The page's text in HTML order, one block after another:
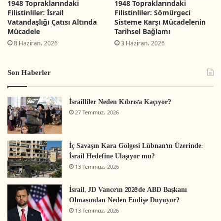
meselenin mercek altına alınmasına yardımcı
olacaktır.
etme
El-Fetih liderliğindeki Filistin Kurtuluş Örgütü
(FKÖ), o dönemde yaşanan bölgesel
dönüşümlerin bir sonucu olarak, üzerine
kurulduğu ilkelerin çoğundan taviz verebileceğini
göstermişti. Bunun sebebi; uluslararası tanınma
hedefine ulaşmak, Filistin halkını temsil
meşruiyetine zarar vermemek ve ABD ile bir
iletişim mekanizması oluşturmaya çalışmaktı.
FKÖ’nün 1970’te Ürdün’deki tabanını kaybetmesi
1948 Topraklarındaki
Filistinliler: İsrail
Vatandaşlığı Çatısı Altında
Mücadele
8 Haziran، 2026
1948 Topraklarındaki
Filistinliler: Sömürgeci
Sisteme Karşı Mücadelenin
Tarihsel Bağlamı
3 Haziran، 2026
Son Haberler
İsrailliler Neden Kıbrıs’a Kaçıyor?
27 Temmuz، 2026
İç Savaşın Kara Gölgesi Lübnan’ın Üzerinde:
İsrail Hedefine Ulaşıyor mu?
13 Temmuz، 2026
İsrail, JD Vance’ın 2028’de ABD Başkanı
Olmasından Neden Endişe Duyuyor?
13 Temmuz، 2026